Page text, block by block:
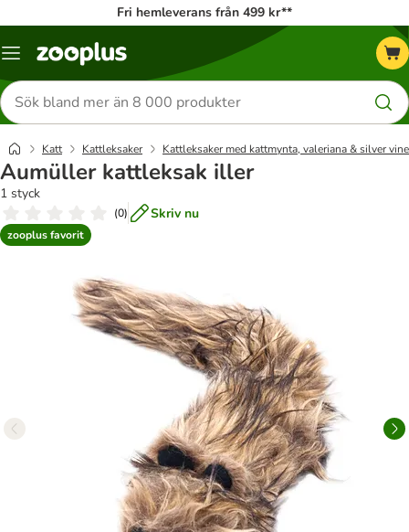
Fri hemleverans från 499 kr**
Katalogmeny
Sök
efter
produkter
Katt Kattleksaker Kattleksaker med kattmynta, valeriana & silver vine
Aumüller kattleksak iller
1 styck
(0) Skriv nu
zooplus favorit